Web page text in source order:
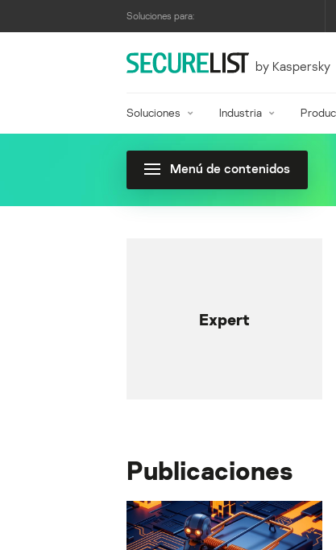
Soluciones para:
by Kaspersky
Soluciones Industria
Menú de contenidos
Expert
Publicaciones